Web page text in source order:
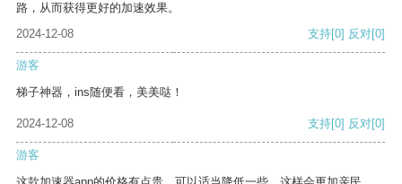
路，从而获得更好的加速效果。
2024-12-08
支持[0] 反对[0]
游客
梯子神器，ins随便看，美美哒！
2024-12-08 支持[0] 反对[0]
游客